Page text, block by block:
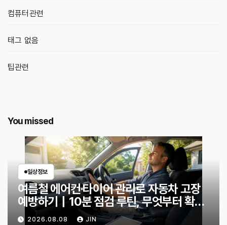
컴퓨터관련
태그 없음
팁관련
You missed
일상정보
여름철 에어컨·타이어 관리로 자동차 고장
예방하기｜10분 점검 루틴, 무엇부터 확인
할까?
2026.08.08 JIN